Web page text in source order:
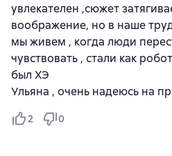
увлекателен ,сюжет
воображение, но в наше
мы живем , когда люди
чувствовать , стали как
был ХЭ
Ульяна , очень надеюсь на
2 0